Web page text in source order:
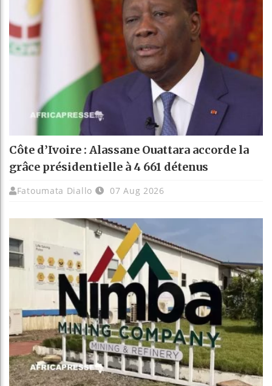
Côte d’Ivoire : Alassane Ouattara accorde la
grâce présidentielle à 4 661 détenus
Fatoumata Diallo 07 Aug 2026